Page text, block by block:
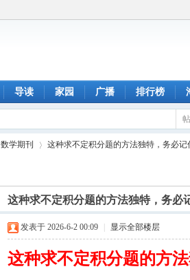
导读 家园 广播 排行榜
数学期刊
›
这种求不定积分题的方法独特，务必记
这种求不定积分题的方法独特，务必
发表于 2026-6-2 00:09 显示全部楼层
这种求不定积分题的方